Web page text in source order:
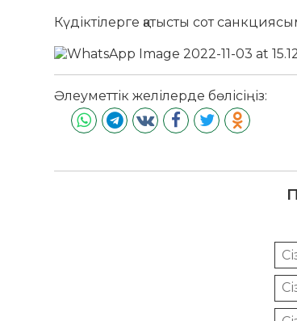
Күдіктілерге қатысты сот
Әлеуметтік желілерде бөлісіңіз: